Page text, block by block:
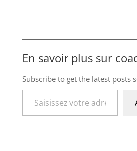
En savoir plus sur
Subscribe to get the latest posts
Saisissez votre adresse e-mail…